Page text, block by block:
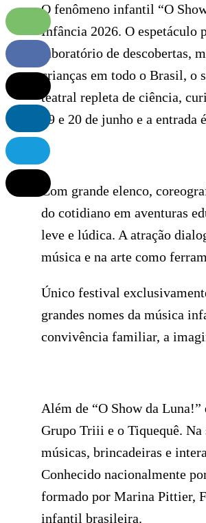
O fenômeno infantil “O
Infância 2026. O espetáculo
laboratório de descobertas,
crianças em todo o Brasil, o
teatral repleta de ciência,
19 e 20 de junho e a entrada
Com grande elenco,
do cotidiano em aventuras
leve e lúdica. A atração
música e na arte como
Único festival
grandes nomes da música
convivência familiar, a
Além de “O Show da
Grupo Triii e o Tiquequê.
músicas, brincadeiras e
Conhecido nacionalmente
formado por Marina Pittier,
infantil brasileira.